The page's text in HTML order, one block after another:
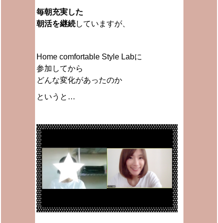
毎朝充実した
朝活を継続していますが、
Home comfortable Style Labに
参加してから
どんな変化があったのか
というと…